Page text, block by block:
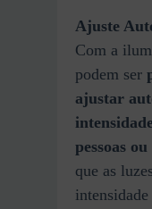
Ajuste
Com a
podem ser
ajustar
pessoas
que as